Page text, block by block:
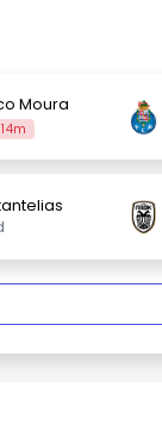
Moura